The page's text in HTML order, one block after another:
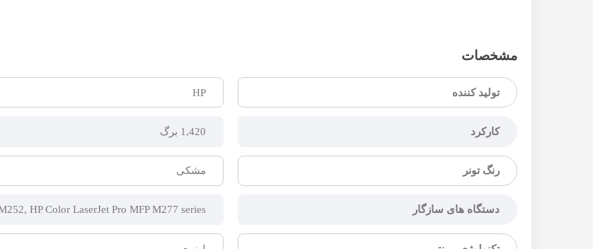
مشخصات
تولید کننده HP
کارکرد 1,420 برگ
رنگ تونر مشکی
دستگاه های سازگار HP Color LaserJet Pro MFP M277 series